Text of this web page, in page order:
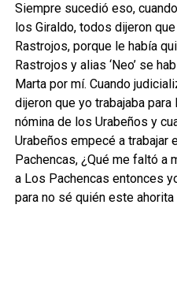
Siempre sucedió eso,
los Giraldo, todos dijeron
Rastrojos, porque le había
Rastrojos y alias ‘Neo’ se
Marta por mí. Cuando
dijeron que yo trabajaba
nómina de los Urabeños y
Urabeños empecé a trabajar
Pachencas, ¿Qué me faltó a
a Los Pachencas entonces
para no sé quién este